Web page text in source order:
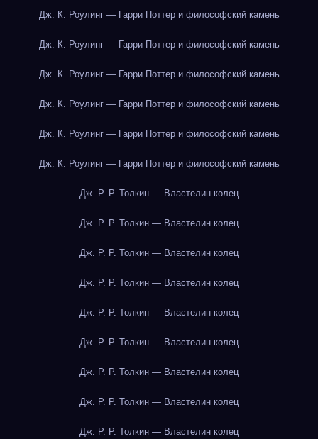
Дж. К. Роулинг — Гарри Поттер и философский камень
Дж. К. Роулинг — Гарри Поттер и философский камень
Дж. К. Роулинг — Гарри Поттер и философский камень
Дж. К. Роулинг — Гарри Поттер и философский камень
Дж. К. Роулинг — Гарри Поттер и философский камень
Дж. К. Роулинг — Гарри Поттер и философский камень
Дж. Р. Р. Толкин — Властелин колец
Дж. Р. Р. Толкин — Властелин колец
Дж. Р. Р. Толкин — Властелин колец
Дж. Р. Р. Толкин — Властелин колец
Дж. Р. Р. Толкин — Властелин колец
Дж. Р. Р. Толкин — Властелин колец
Дж. Р. Р. Толкин — Властелин колец
Дж. Р. Р. Толкин — Властелин колец
Дж. Р. Р. Толкин — Властелин колец